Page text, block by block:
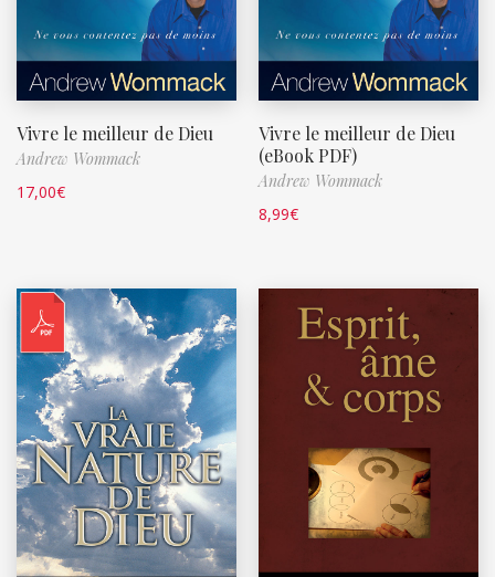
Vivre le meilleur de Dieu
Andrew Wommack
17,00€
Vivre le meilleur de Dieu
(eBook PDF)
Andrew Wommack
8,99€